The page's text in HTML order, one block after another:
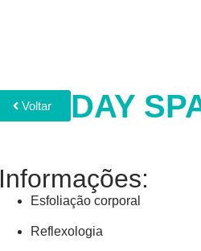
Voltar DAY
Informações:
Esfoliação corporal
Reflexologia